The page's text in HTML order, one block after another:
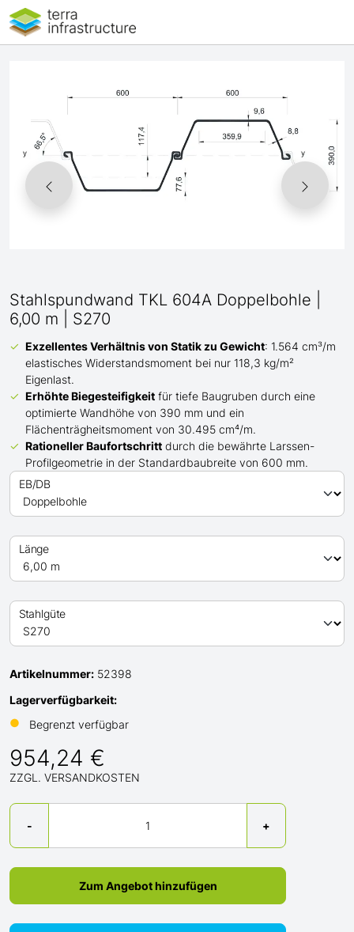
Stahlspundwand TKL 604A Doppelbohle |
6,00 m | S270
Exzellentes Verhältnis von Statik zu Gewicht: 1.564 cm³/m
elastisches Widerstandsmoment bei nur 118,3 kg/m²
Eigenlast.
Erhöhte Biegesteifigkeit für tiefe Baugruben durch eine
optimierte Wandhöhe von 390 mm und ein
Flächenträgheitsmoment von 30.495 cm⁴/m.
Rationeller Baufortschritt durch die bewährte Larssen-
Profilgeometrie in der Standardbaubreite von 600 mm.
EB/DB
Länge
Stahlgüte
Artikelnummer: 52398
Lagerverfügbarkeit:
●
Begrenzt verfügbar
954,24 €
ZZGL. VERSANDKOSTEN
-
Menge
+
Zum Angebot hinzufügen